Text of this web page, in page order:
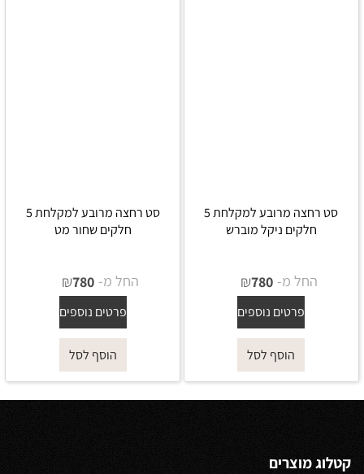
סט רחצה מרובע למקלחת 5
חלקים ניקל מוברש
החל מ- ₪780
פרטים נוספים
הוסף לסל
סט רחצה מרובע למקלחת 5
חלקים שחור מט
החל מ- ₪780
פרטים נוספים
הוסף לסל
קטלוג מוצרים